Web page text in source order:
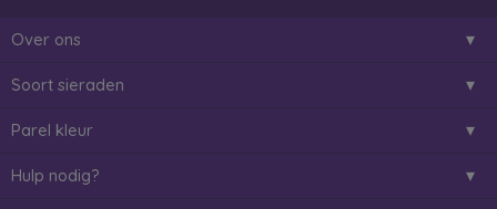
Over ons
Soort sieraden
Parel kleur
Hulp nodig?